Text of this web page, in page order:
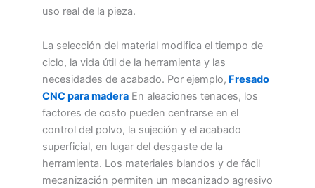
uso real de la pieza.
La selección del material modifica el tiempo de
ciclo, la vida útil de la herramienta y las
necesidades de acabado. Por ejemplo, Fresado
CNC para madera En aleaciones tenaces, los
factores de costo pueden centrarse en el
control del polvo, la sujeción y el acabado
superficial, en lugar del desgaste de la
herramienta. Los materiales blandos y de fácil
mecanización permiten un mecanizado agresivo